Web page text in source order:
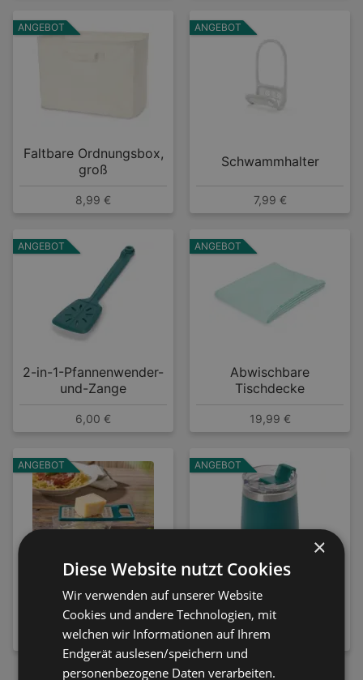
ANGEBOT
Faltbare Ordnungsbox,
groß
8,99 €
ANGEBOT
Schwammhalter
7,99 €
ANGEBOT
2-in-1-Pfannenwender-
und-Zange
6,00 €
ANGEBOT
Abwischbare
Tischdecke
19,99 €
ANGEBOT
Mini Reibe mit
Auffangbehälter
7,99 €
ANGEBOT
Henkelloser
Thermobecher
10,00 €
×
Diese Website nutzt Cookies
Wir verwenden auf unserer Website
Cookies und andere Technologien, mit
welchen wir Informationen auf Ihrem
Endgerät auslesen/speichern und
personenbezogene Daten verarbeiten.